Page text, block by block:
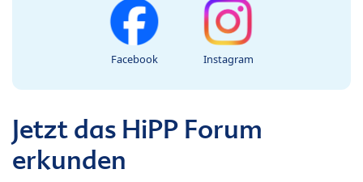
Facebook Instagram
Jetzt das HiPP Forum
erkunden